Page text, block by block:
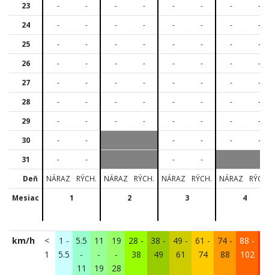
23
- - - - - - -
-
24
- - - - - - -
-
25
- - - - - - -
-
26
- - - - - - -
-
27
- - - - - - -
-
28
- - - - - - -
-
29
- - - - - - -
-
30
- - - - -
-
31
- - -
-
Deň
NÁRAZ RÝCH. NÁRAZ RÝCH. NÁRAZ RÝCH. NÁRAZ
RÝCH.
Mesiac
1 2 3 4
km/h
<
1
1 -
5.5
5.5
-
11
11
-
19
19
-
28
28 -
38
38 -
49
49 -
61
61 -
74
74 -
88
88 -
102